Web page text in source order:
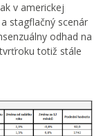
v americkej
stagflačný scenár
odhad na
totiž stále